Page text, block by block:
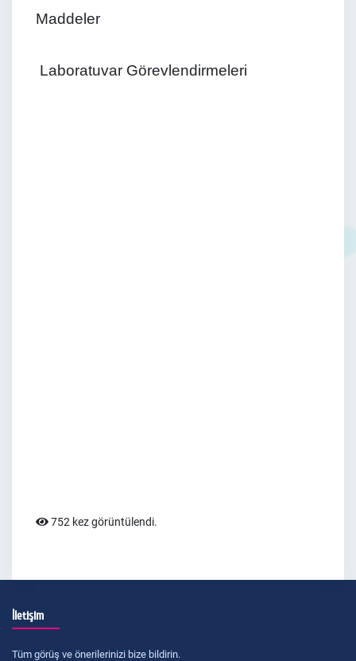
Maddeler
Laboratuvar Görevlendirmeleri
752 kez görüntülendi.
İletişim
Tüm görüş ve önerilerinizi bize bildirin.